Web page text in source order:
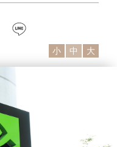
instagram
小 中 大